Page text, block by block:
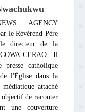
AGENCY
le Révérend Père
le directeur de la
CERAO. Il
presse catholique
l'Église dans la
attaché
de raconter
une couverture